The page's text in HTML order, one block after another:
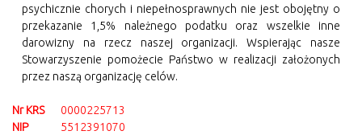
psychicznie chorych i niepełnosprawnych nie jest obojętny o
przekazanie 1,5% należnego podatku oraz wszelkie inne
darowizny na rzecz naszej organizacji. Wspierając nasze
Stowarzyszenie pomożecie Państwo w realizacji założonych
przez naszą organizację celów.
Nr KRS
0000225713
NIP
5512391070